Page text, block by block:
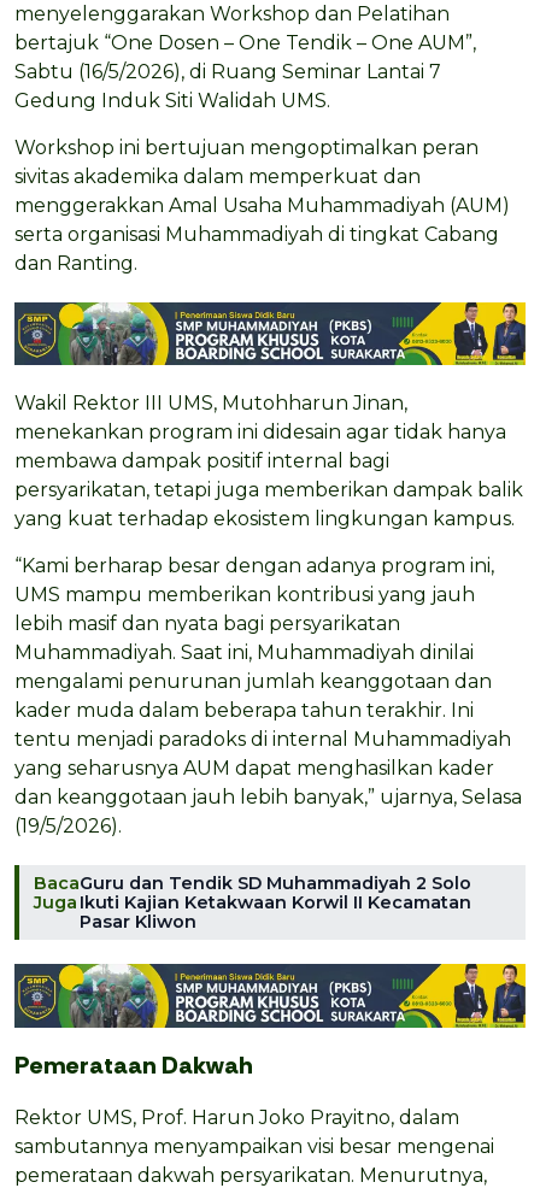
menyelenggarakan Workshop dan Pelatihan
bertajuk “One Dosen – One Tendik – One AUM”,
Sabtu (16/5/2026), di Ruang Seminar Lantai 7
Gedung Induk Siti Walidah UMS.
Workshop ini bertujuan mengoptimalkan peran
sivitas akademika dalam memperkuat dan
menggerakkan Amal Usaha Muhammadiyah (AUM)
serta organisasi Muhammadiyah di tingkat Cabang
dan Ranting.
Wakil Rektor III UMS, Mutohharun Jinan,
menekankan program ini didesain agar tidak hanya
membawa dampak positif internal bagi
persyarikatan, tetapi juga memberikan dampak balik
yang kuat terhadap ekosistem lingkungan kampus.
“Kami berharap besar dengan adanya program ini,
UMS mampu memberikan kontribusi yang jauh
lebih masif dan nyata bagi persyarikatan
Muhammadiyah. Saat ini, Muhammadiyah dinilai
mengalami penurunan jumlah keanggotaan dan
kader muda dalam beberapa tahun terakhir. Ini
tentu menjadi paradoks di internal Muhammadiyah
yang seharusnya AUM dapat menghasilkan kader
dan keanggotaan jauh lebih banyak,” ujarnya, Selasa
(19/5/2026).
Baca
Juga
Guru dan Tendik SD Muhammadiyah 2 Solo
Ikuti Kajian Ketakwaan Korwil II Kecamatan
Pasar Kliwon
Pemerataan Dakwah
Rektor UMS, Prof. Harun Joko Prayitno, dalam
sambutannya menyampaikan visi besar mengenai
pemerataan dakwah persyarikatan. Menurutnya,